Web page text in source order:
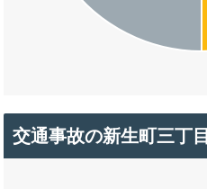
交通事故の新生町三丁